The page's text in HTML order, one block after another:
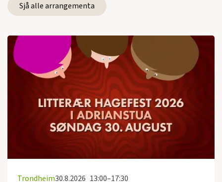
Sjå alle arrangementa
Trondheim30.8.2026 13:00–17:30